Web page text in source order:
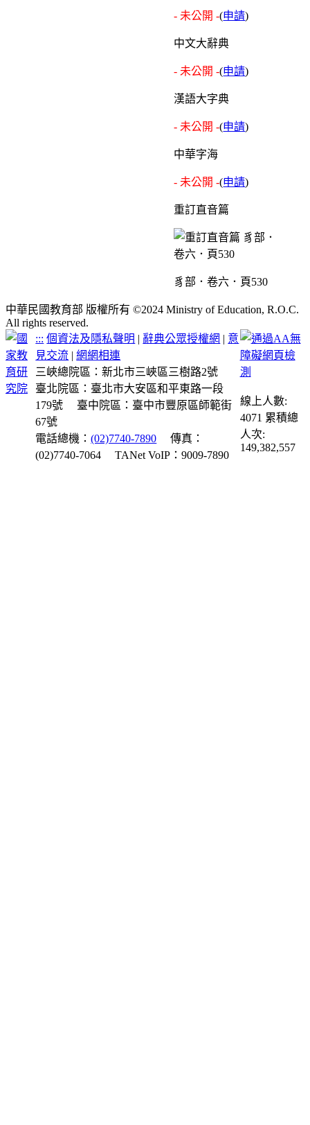
- 未公開 -(申請)
中文大辭典
- 未公開 -(申請)
漢語大字典
- 未公開 -(申請)
中華字海
- 未公開 -(申請)
重訂直音篇
豸部．卷六．頁530
中華民國教育部 版權所有 ©2024 Ministry of Education, R.O.C.
All rights reserved.
::: 個資法及隱私聲明 | 辭典公眾授權網 | 意
見交流 |網網相連
三峽總院區：新北市三峽區三樹路2號
臺北院區：臺北市大安區和平東路一段
179號
臺中院區：臺中市豐原區師範街
67號
電話總機：(02)7740-7890
傳真：
(02)7740-7064
TANet VoIP：9009-7890
線上人數:
4071 累積總
人次:
149,382,557